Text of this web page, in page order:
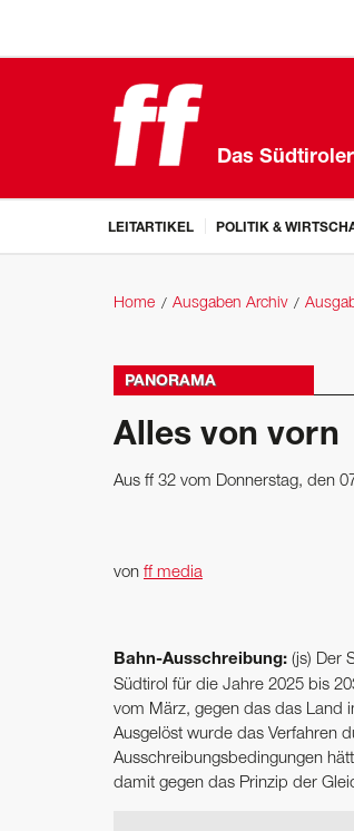
Das
LEITARTIKEL POLITIK &
Home Ausgaben Archiv
PANORAMA
Alles von vorn
Aus ff 32 vom Donnerstag, den
von ff media
Bahn-Ausschreibung: (js) Der
Südtirol für die Jahre 2025 bis
vom März, gegen das das Land
Ausgelöst wurde das Verfahren
Ausschreibungsbedingungen
damit gegen das Prinzip der